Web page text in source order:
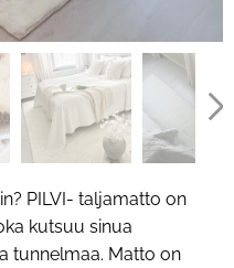
PILVI- taljamatto on
kutsuu sinua
tunnelmaa. Matto on